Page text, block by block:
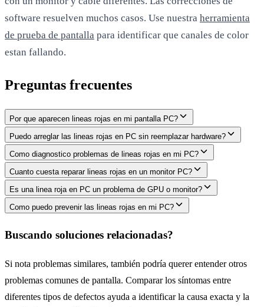
software resuelven muchos casos. Use nuestra herramienta
de prueba de pantalla para identificar que canales de color
estan fallando.
Preguntas frecuentes
Por que aparecen lineas rojas en mi pantalla PC?
Puedo arreglar las lineas rojas en PC sin reemplazar hardware?
Como diagnostico problemas de lineas rojas en mi PC?
Cuanto cuesta reparar lineas rojas en un monitor PC?
Es una linea roja en PC un problema de GPU o monitor?
Como puedo prevenir las lineas rojas en mi PC?
Buscando soluciones relacionadas?
Si nota problemas similares, también podría querer entender otros
problemas comunes de pantalla. Comparar los síntomas entre
diferentes tipos de defectos ayuda a identificar la causa exacta y la